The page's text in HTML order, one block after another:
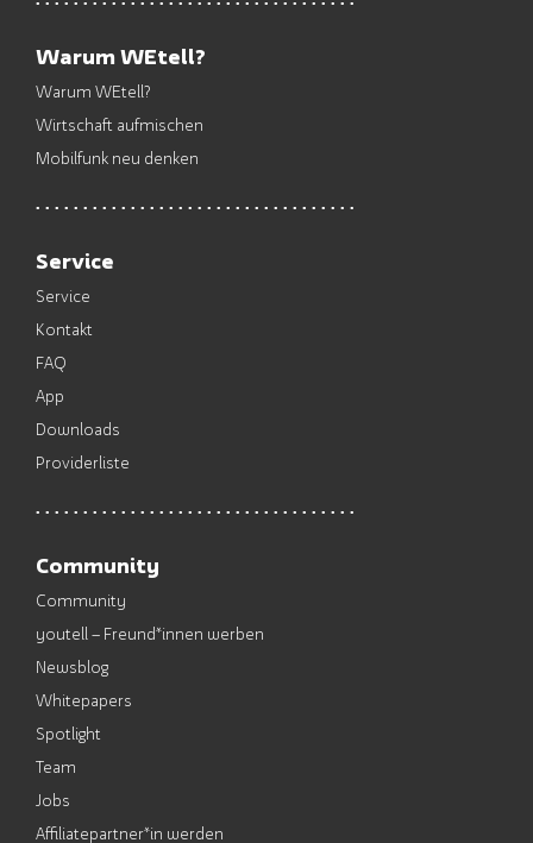
Warum WEtell?
Warum WEtell?
Wirtschaft aufmischen
Mobilfunk neu denken
Service
Service
Kontakt
FAQ
App
Downloads
Providerliste
Community
Community
youtell – Freund*innen werben
Newsblog
Whitepapers
Spotlight
Team
Jobs
Affiliatepartner*in werden